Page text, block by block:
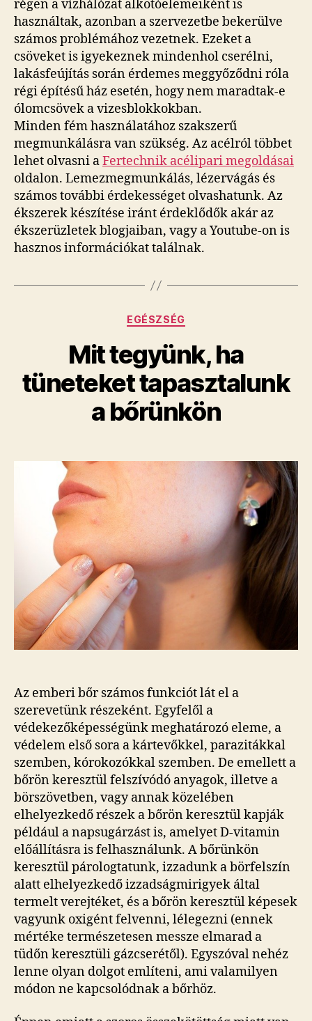
régen a vízhálózat alkotóelemeiként is
használtak, azonban a szervezetbe bekerülve
számos problémához vezetnek. Ezeket a
csöveket is igyekeznek mindenhol cserélni,
lakásfeújítás során érdemes meggyőződni róla
régi építésű ház esetén, hogy nem maradtak-e
ólomcsövek a vizesblokkokban.
Minden fém használatához szakszerű
megmunkálásra van szükség. Az acélról többet
lehet olvasni aFertechnik acélipari megoldásai
oldalon. Lemezmegmunkálás, lézervágás és
számos további érdekességet olvashatunk. Az
ékszerek készítése iránt érdeklődők akár az
ékszerüzletek blogjaiban, vagy a Youtube-on is
hasznos információkat találnak.
Kategóriák
EGÉSZSÉG
Mit tegyünk, ha
tüneteket tapasztalunk
a bőrünkön
Az emberi bőr számos funkciót lát el a
szerevetünk részeként. Egyfelől a
védekezőképességünk meghatározó eleme, a
védelem első sora a kártevőkkel, parazitákkal
szemben, kórokozókkal szemben. De emellett a
bőrön keresztül felszívódó anyagok, illetve a
börszövetben, vagy annak közelében
elhelyezkedő részek a bőrön keresztül kapják
például a napsugárzást is, amelyet D-vitamin
előállításra is felhasználunk. A bőrünkön
keresztül párologtatunk, izzadunk a börfelszín
alatt elhelyezkedő izzadságmirigyek által
termelt verejtéket, és a bőrön keresztül képesek
vagyunk oxigént felvenni, lélegezni (ennek
mértéke természetesen messze elmarad a
tüdőn keresztüli gázcserétől). Egyszóval nehéz
lenne olyan dolgot említeni, ami valamilyen
módon ne kapcsolódnak a bőrhöz.